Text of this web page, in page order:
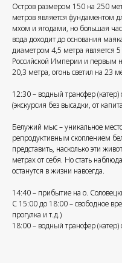
Остров размером 150 на 250
метров является фундаментом
мхом и ягодами, но большая
вода доходит до основания
диаметром 4,5 метра является
Российской Империи и первым
20,3 метра, огонь светил на 23
12:30 – водный трансфер
(экскурсия без высадки, от
Белужий мыс – уникальное
репродуктивным скоплением
представить, насколько эти
метрах от себя. Но стать
останутся в жизни навсегда.
14:40 – прибытие на о.
С 15:00 до 18:00 – свободное
прогулка и т.д.)
18:00 – водный трансфер (катер)